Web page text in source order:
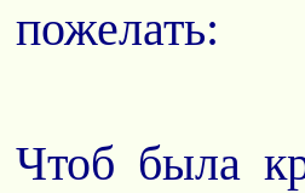
пожелать:
Чтоб была